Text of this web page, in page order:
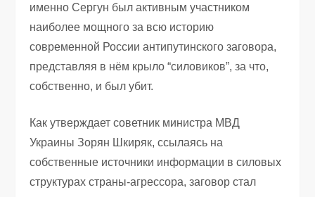
именно Сергун был активным участником
наиболее мощного за всю историю
современной России антипутинского заговора,
представляя в нём крыло “силовиков”, за что,
собственно, и был убит.
Как утверждает советник министра МВД
Украины Зорян Шкиряк, ссылаясь на
собственные источники информации в силовых
структурах страны-агрессора, заговор стал